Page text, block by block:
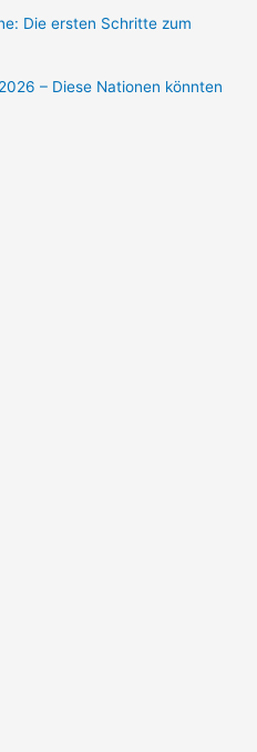
Die ersten Schritte zum
– Diese Nationen könnten